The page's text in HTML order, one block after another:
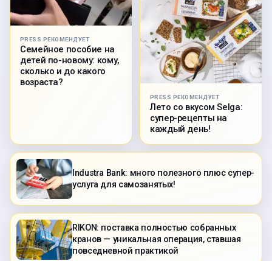
PRESS РЕКОМЕНДУЕТ
Семейное пособие на
детей по-новому: кому,
сколько и до какого
возраста?
PRESS РЕКОМЕНДУЕТ
Лето со вкусом Selga:
супер-рецепты на
каждый день!
Industra Bank: много полезного плюс супер-
услуга для самозанятых!
RIKON: поставка полностью собранных
кранов — уникальная операция, ставшая
повседневной практикой